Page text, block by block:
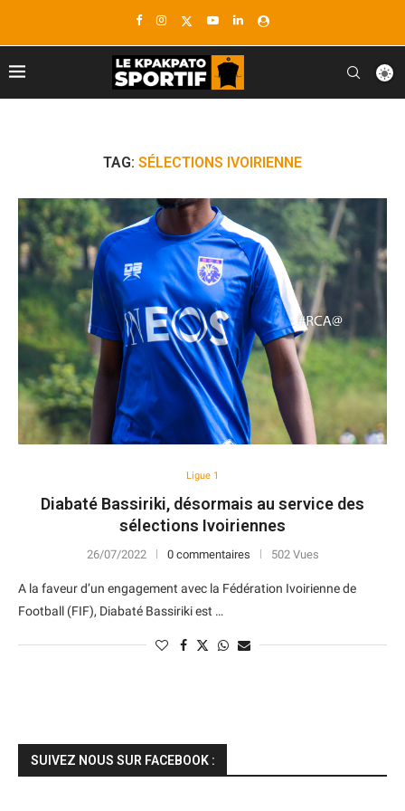
TAG: SÉLECTIONS IVOIRIENNE
Ligue 1
Diabaté Bassiriki, désormais au service des
sélections Ivoiriennes
26/07/2022 0 commentaires 502 Vues
A la faveur d’un engagement avec la Fédération Ivoirienne de
Football (FIF), Diabaté Bassiriki est …
SUIVEZ NOUS SUR FACEBOOK :